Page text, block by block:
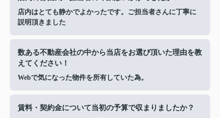
店内はとても静かでよかったです。ご担当者さんに丁寧に
説明頂きました
数ある不動産会社の中から当店をお選び頂いた理由を教
えてください！
Webで気になった物件を所有していた為。
賃料・契約金について当初の予算で収まりましたか？